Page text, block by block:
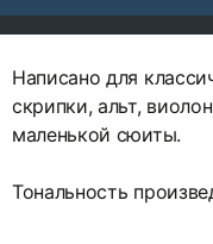
Написано для
скрипки, альт,
маленькой сюиты.
Тональность